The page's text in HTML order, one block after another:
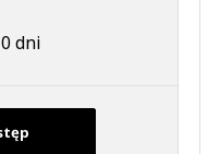
dni